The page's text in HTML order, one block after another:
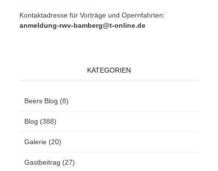
Kon­takt­adres­se für Vor­trä­ge und Opern­fahr­ten:
anmeldung-rwv-bamberg@t-online.de
KATEGORIEN
Beers Blog (8)
Blog (388)
Galerie (20)
Gastbeitrag (27)